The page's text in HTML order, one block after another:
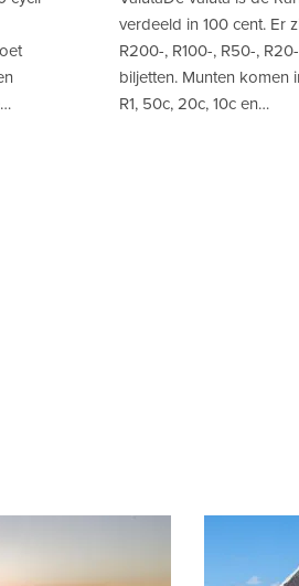
verdeeld in 100 cent. Er
R200-, R100-, R50-,
biljetten. Munten komen
R1, 50c, 20c, 10c en…